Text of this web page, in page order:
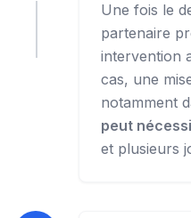
Une fois le
partenaire
intervention
cas, une
notamment
peut
et plusieurs